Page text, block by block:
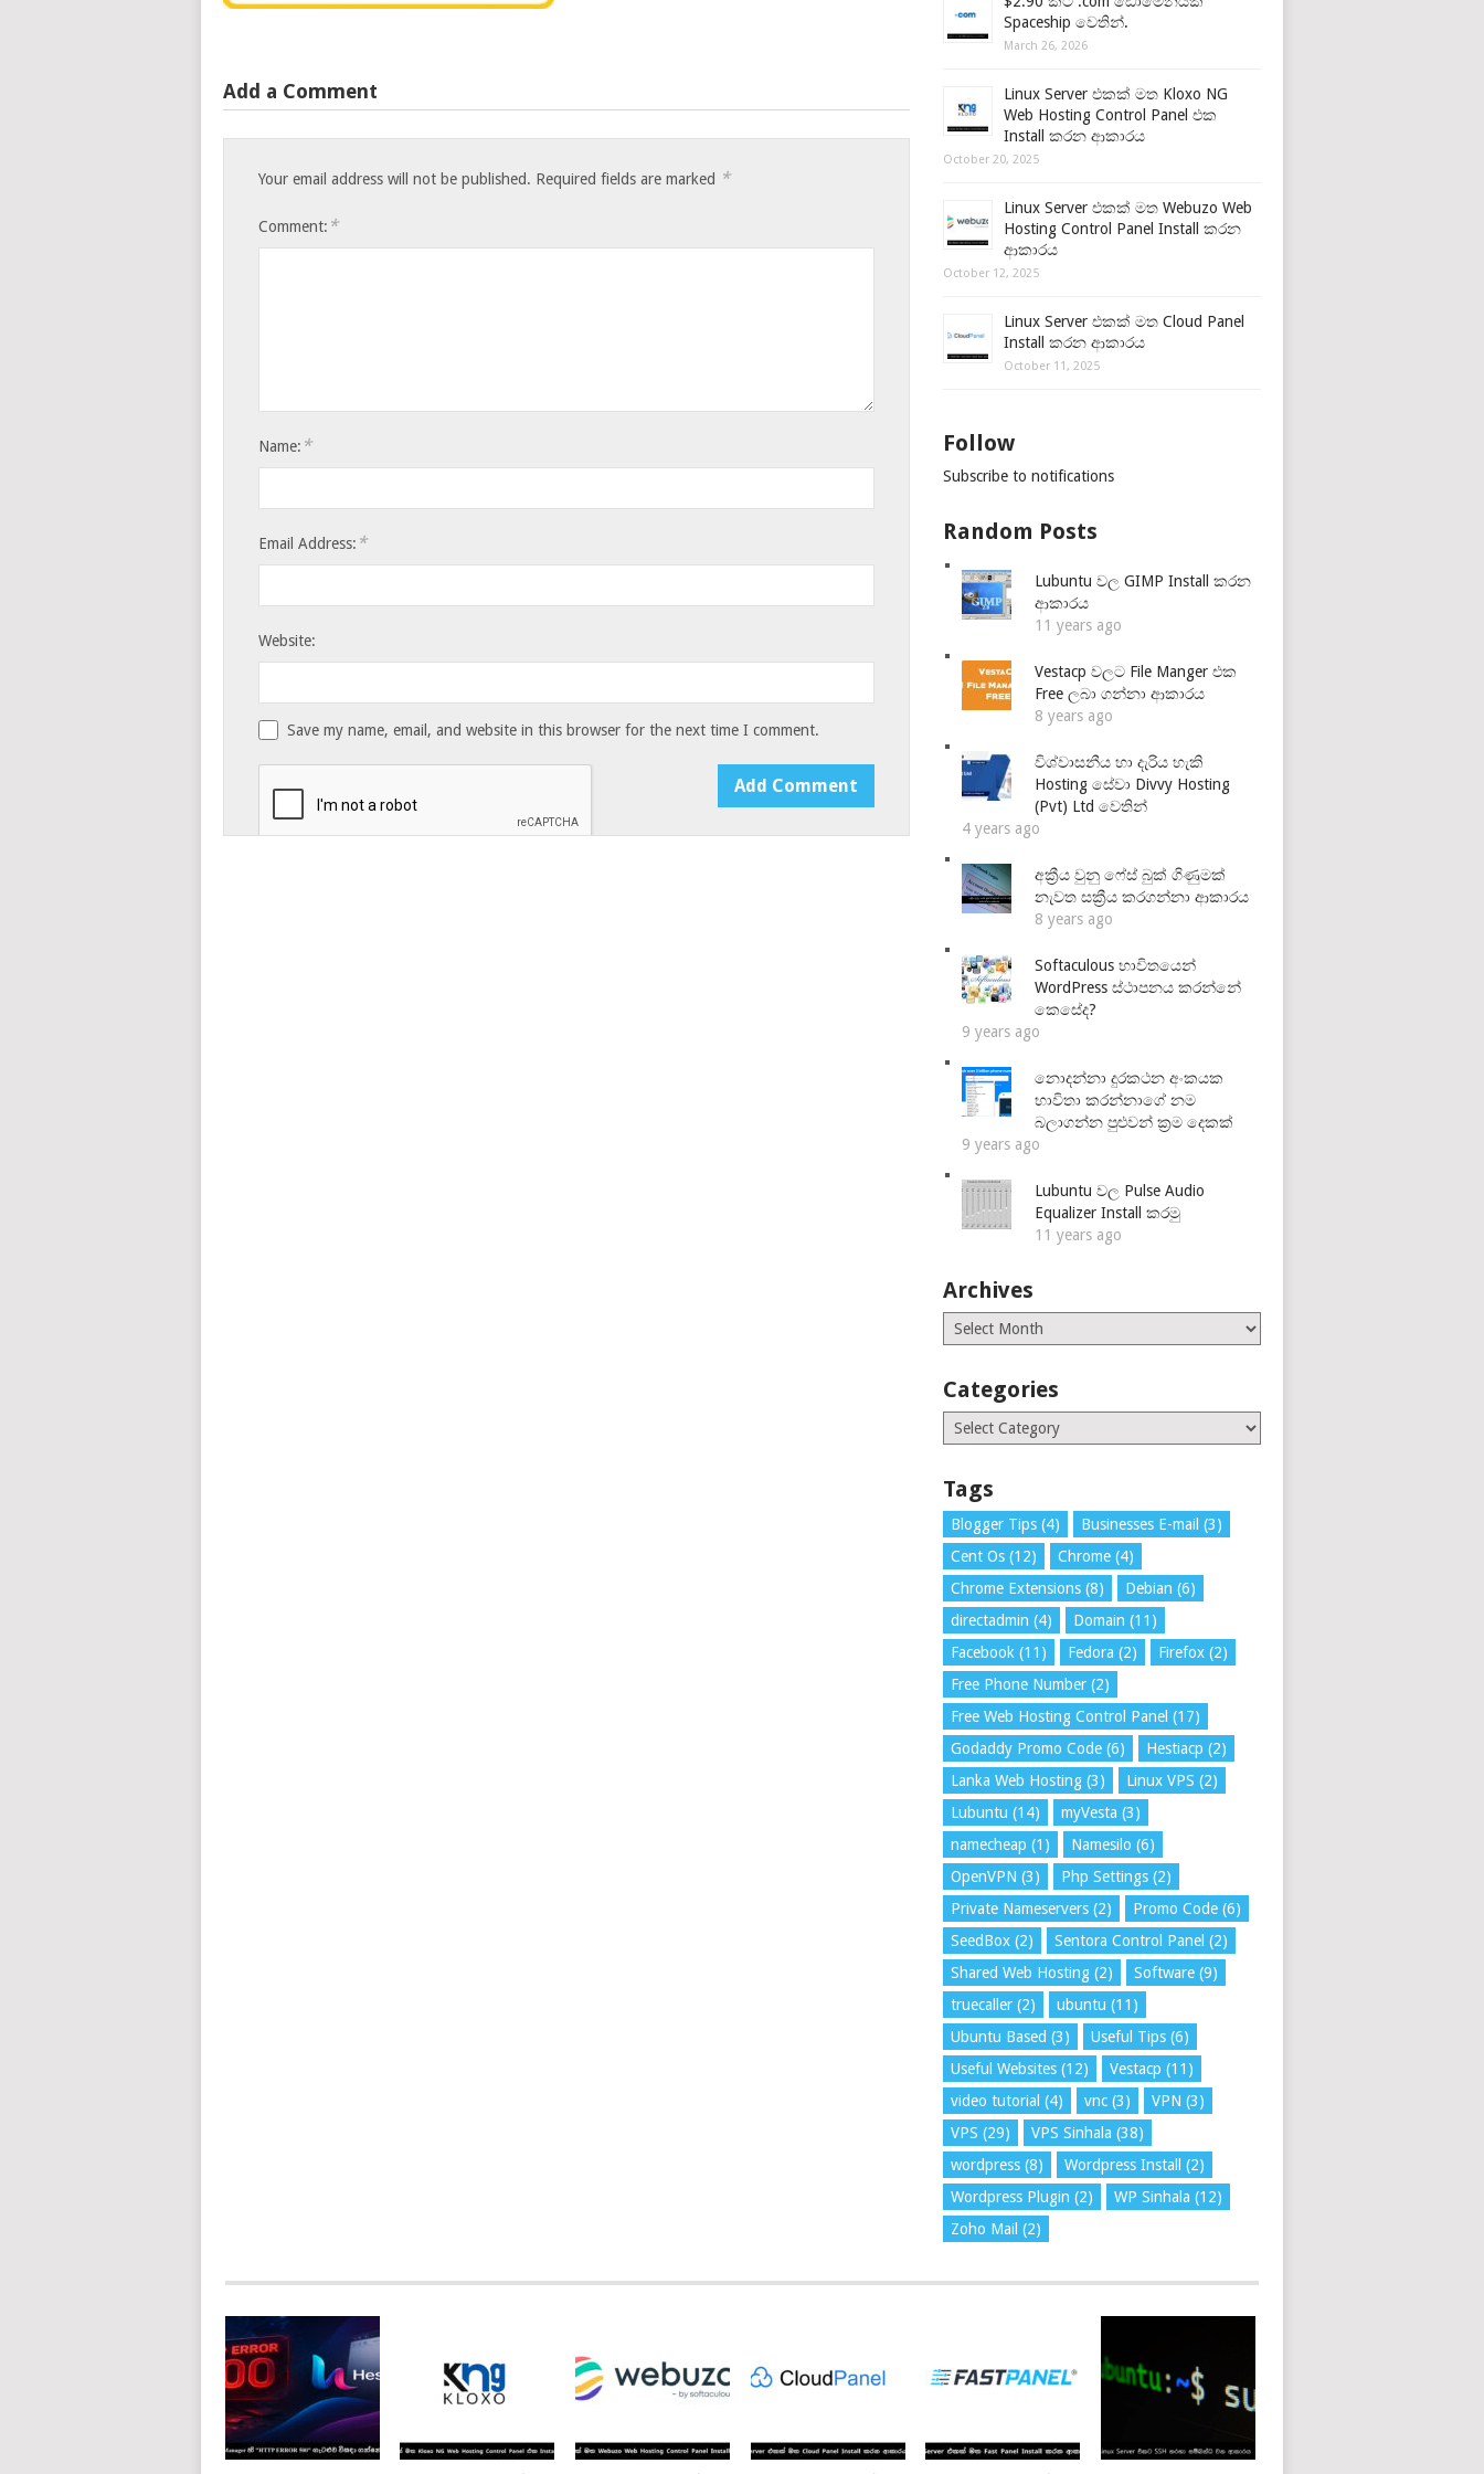
Add a Comment
Your email address will not be published. Required fields are marked *
Comment: *
Name: *
Email Address: *
Website:
Save my name, email, and website in this browser for the next time I comment.
Spaceship වෙතින්.
March 26, 2026
Linux Server එකක් මත Kloxo NG
Web Hosting Control Panel එක
Install කරන ආකාරය
October 20, 2025
Linux Server එකක් මත Webuzo Web
Hosting Control Panel Install කරන
ආකාරය
October 12, 2025
Linux Server එකක් මත Cloud Panel
Install කරන ආකාරය
October 11, 2025
Follow
Subscribe to notifications
Random Posts
Lubuntu වල GIMP Install කරන
ආකාරය
11 years ago
Vestacp වලට File Manger එක
Free ලබා ගන්නා ආකාරය
8 years ago
විශ්වාසනීය හා දැරිය හැකි
Hosting සේවා Divvy Hosting
(Pvt) Ltd වෙතින්
4 years ago
අක්‍රීය වුනු ෆේස් බුක් ගිණුමක්
නැවත සක්‍රීය කරගන්නා ආකාරය
8 years ago
Softaculous භාවිතයෙන්
WordPress ස්ථාපනය කරන්නේ
කෙසේද?
9 years ago
නොදන්නා දුරකථන අංකයක
භාවිතා කරන්නාගේ නම
බලාගන්න පුළුවන් ක්‍රම දෙකක්
9 years ago
Lubuntu වල Pulse Audio
Equalizer Install කරමු
11 years ago
Archives
Archives
Categories
Categories
Tags
Blogger Tips (4) Businesses E-mail (3)
Cent Os (12) Chrome (4)
Chrome Extensions (8) Debian (6)
directadmin (4) Domain (11)
Facebook (11) Fedora (2) Firefox (2)
Free Phone Number (2)
Free Web Hosting Control Panel (17)
Godaddy Promo Code (6) Hestiacp (2)
Lanka Web Hosting (3) Linux VPS (2)
Lubuntu (14) myVesta (3)
namecheap (1) Namesilo (6)
OpenVPN (3) Php Settings (2)
Private Nameservers (2) Promo Code (6)
SeedBox (2) Sentora Control Panel (2)
Shared Web Hosting (2) Software (9)
truecaller (2) ubuntu (11)
Ubuntu Based (3) Useful Tips (6)
Useful Websites (12) Vestacp (11)
video tutorial (4) vnc (3) VPN (3)
VPS (29) VPS Sinhala (38)
wordpress (8) Wordpress Install
(2)
Wordpress Plugin (2) WP Sinhala (12)
Zoho Mail (2)